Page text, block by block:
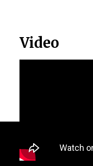
Video